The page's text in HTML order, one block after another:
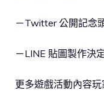
－Twitter 公開記念
－LINE 貼圖製作決
更多遊戲活動內容